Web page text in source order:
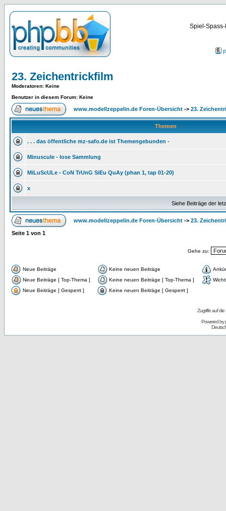
Spiel-
23. Zeichentrickfilm
Moderatoren: Keine
Benutzer in diesem Forum: Keine
www.modellzeppelin.de Foren-Übersicht -> 23.
Themen
. . . das öffentliche mz-safo.de ist Themengebunden -
Minuscule - lose Sammlung
MiLuScULe - CoN TrUnG SiEu QuAy (phan 1, tap 01-20)
x
Siehe Beiträge der
www.modellzeppelin.de Foren-Übersicht -> 23.
Seite 1 von 1
Gehe zu:
Neue Beiträge Keine neuen Beiträge
Neue Beiträge [ Top-Thema ]
Keine neuen Beiträge [ Top-Thema ]
Neue Beiträge [ Gesperrt ]
Keine neuen Beiträge [ Gesperrt ]
Zugriffe auf
Powered by